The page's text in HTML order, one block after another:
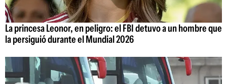
La princesa Leonor, en peligro: el FBI detuvo a un hombre que
la persiguió durante el Mundial 2026